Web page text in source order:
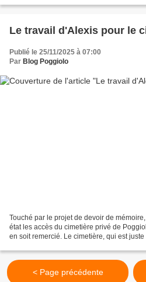
Le travail d'Alexis pour le
Publié le 25/11/2025 à 07:00
Par Blog Poggiolo
Touché par le projet de devoir de
état les accès du cimetière privé de
en soit remercié. Le cimetière, qui est
< Page précédente